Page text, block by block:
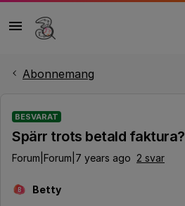
Abonnemang
BESVARAT
Spärr trots betald faktura?
Forum|Forum|7 years ago 2 svar
B Betty